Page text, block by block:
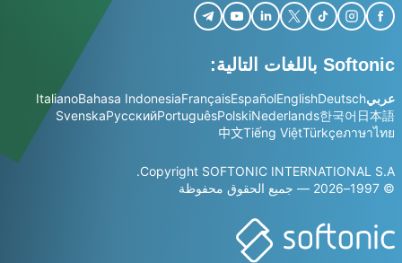
Softonic باللغات التالية:
عربيDeutsch
English
Español
Français
Bahasa Indonesia
Italiano
日本語
한국어
Nederlands
Polski
Português
Русский
Svenska
ภาษาไทย
Türkçe
Tiếng Việt
中文
Copyright SOFTONIC INTERNATIONAL S.A.
© 1997–2026 — جميع الحقوق محفوظة